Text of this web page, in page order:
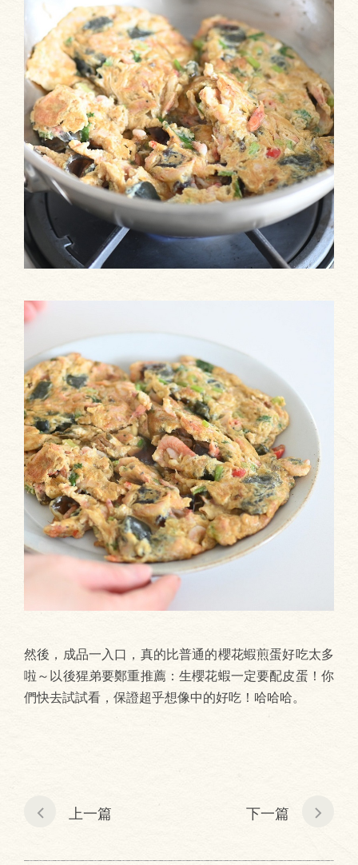
然後，成品一入口，真的比普通的櫻花蝦煎蛋好吃太多
啦～以後猩弟要鄭重推薦：生櫻花蝦一定要配皮蛋！你
們快去試試看，保證超乎想像中的好吃！哈哈哈。
上一篇 下一篇